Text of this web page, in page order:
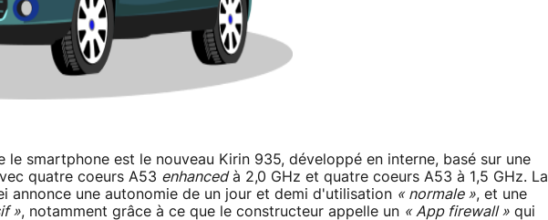
le smartphone est le nouveau Kirin 935, développé en interne, basé sur une
quatre coeurs A53 enhancedà 2,0 GHz et quatre coeurs A53 à 1,5 GHz. La
annonce une autonomie de un jour et demi d'utilisation « normale », et une
», notamment grâce à ce que le constructeur appelle un « App firewall » qui